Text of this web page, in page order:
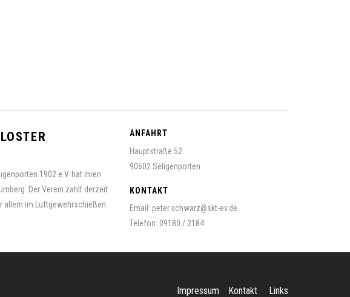
1902 e.V. hat ihren
Der Verein zählt derzeit
allem im Luftgewehrschießen.
ANFAHRT
Hauptstraße 52
90602 Seligenporten
KONTAKT
Email: peter.schwarz@skt-ev.de
Telefon: 09180 / 2184
Impressum Kontakt Links